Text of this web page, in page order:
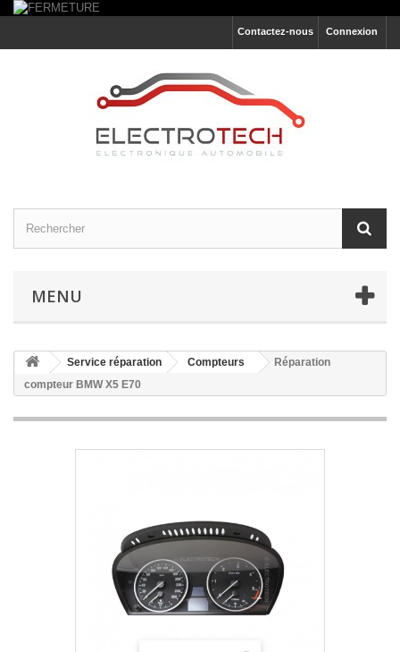
Connexion
Contactez-nous
MENU
Service réparation Compteurs
Réparation
compteur BMW X5 E70